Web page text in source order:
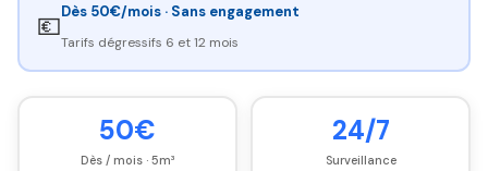
💶Dès 50€/mois · Sans engagement
Tarifs dégressifs 6 et 12 mois
50€
Dès / mois · 5m³
24/7
Surveillance